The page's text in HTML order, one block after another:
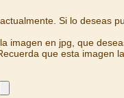
Si lo deseas
imagen en jpg, que
Recuerda que esta imagen